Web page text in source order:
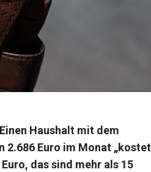
Haushalt mit dem
Euro im Monat
das sind mehr als 15